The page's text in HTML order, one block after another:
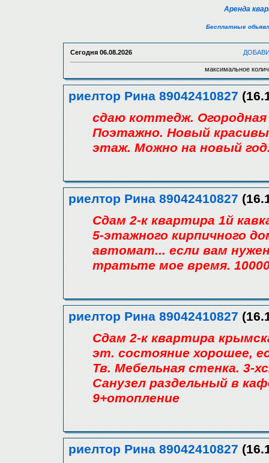
Аренда
Бесплатные
Сегодня 06.08.2026
максимальное
риелтор Рина 89042410827
сдаю коттедж. Огородная
Поэтажно. Новый
этаж. Можно на новый
риелтор Рина 89042410827
Сдам 2-к квартира 1й
5-этажного кирпичного
автомат... если вам
тратьте мое время.
риелтор Рина 89042410827
Сдам 2-к квартира
эт. состояние хорошее,
Тв. Мебельная стенка. 3-
Санузел раздельный в
9+отопление
риелтор Рина 89042410827